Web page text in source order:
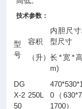
技术参数：
型
号
容积
（升）
内胆尺寸
型尺寸
长 *宽*高
m)
DG
X-2
50
250L
0 （
1700）